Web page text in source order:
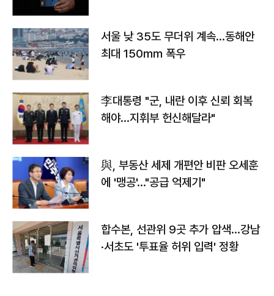
서울 낮 35도 무더위 계속…동해안
최대 150㎜ 폭우
李대통령 "군, 내란 이후 신뢰 회복
해야…지휘부 헌신해달라"
與, 부동산 세제 개편안 비판 오세훈
에 '맹공'…"공급 억제기"
합수본, 선관위 9곳 추가 압색…강남
·서초도 '투표율 허위 입력' 정황